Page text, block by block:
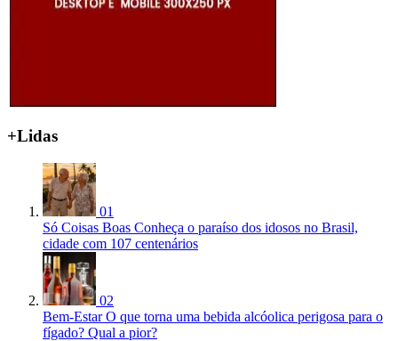
+Lidas
01
Só Coisas Boas Conheça o paraíso dos idosos no Brasil,
cidade com 107 centenários
02
Bem-Estar O que torna uma bebida alcóolica perigosa para o
fígado? Qual a pior?